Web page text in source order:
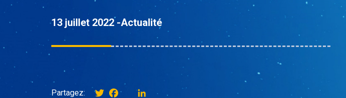
13 juillet 2022 -Actualité
Partagez: TwitterFacebookinstagram